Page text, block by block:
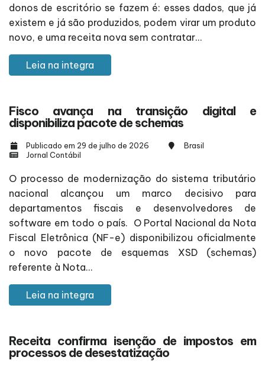
donos de escritório se fazem é: esses dados, que já
existem e já são produzidos, podem virar um produto
novo, e uma receita nova sem contratar...
Leia na integra
Fisco avança na transição digital e
disponibiliza pacote de schemas
Publicado em 29 de julho de 2026
Brasil
Jornal Contábil
O processo de modernização do sistema tributário
nacional alcançou um marco decisivo para
departamentos fiscais e desenvolvedores de
software em todo o país. O Portal Nacional da Nota
Fiscal Eletrônica (NF-e) disponibilizou oficialmente
o novo pacote de esquemas XSD (schemas)
referente à Nota...
Leia na integra
Receita confirma isenção de impostos em
processos de desestatização